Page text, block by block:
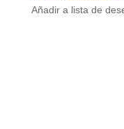
Añadir a lista de